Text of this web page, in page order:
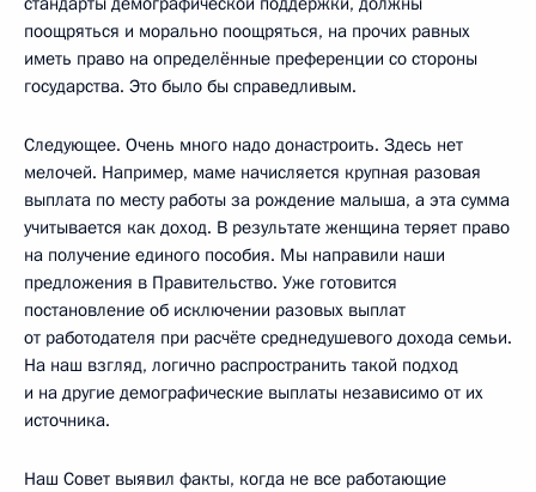
поощряться и морально поощряться, на прочих равных
иметь право на определённые преференции со стороны
государства. Это было бы справедливым.
Следующее. Очень много надо донастроить. Здесь нет
мелочей. Например, маме начисляется крупная разовая
выплата по месту работы за рождение малыша, а эта сумма
учитывается как доход. В результате женщина теряет право
на получение единого пособия. Мы направили наши
предложения в Правительство. Уже готовится
постановление об исключении разовых выплат
от работодателя при расчёте среднедушевого дохода семьи.
На наш взгляд, логично распространить такой подход
и на другие демографические выплаты независимо от их
источника.
Наш Совет выявил факты, когда не все работающие